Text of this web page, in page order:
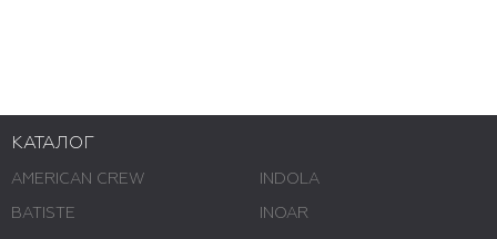
КАТАЛОГ
AMERICAN CREW
BATISTE
INDOLA
INOAR